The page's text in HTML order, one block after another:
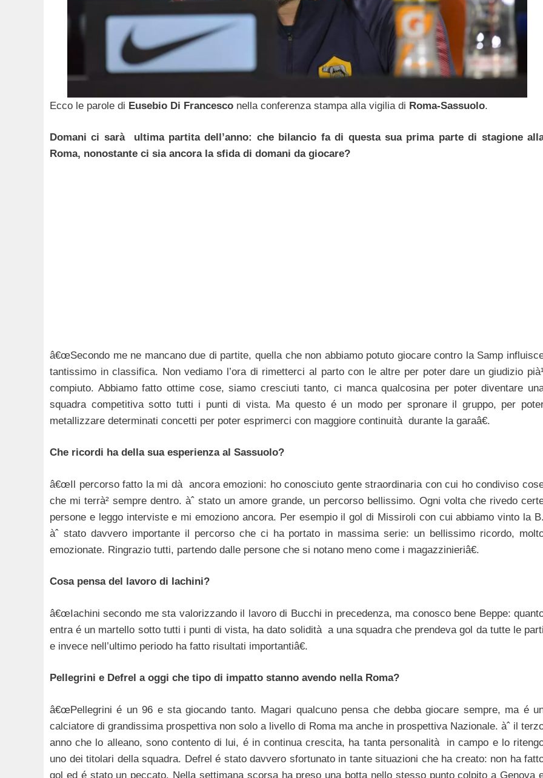
Ecco le parole di Eusebio Di Francesco nella conferenza stampa alla vigilia di Roma-Sassuolo.
Domani ci sarà ultima partita dell’anno: che bilancio fa di questa sua prima parte di stagione
Roma, nonostante ci sia ancora la sfida di domani da giocare?
â€œSecondo me ne mancano due di partite, quella che non abbiamo potuto giocare contro la Samp
tantissimo in classifica. Non vediamo l’ora di rimetterci al parto con le altre per poter dare un giudizio
compiuto. Abbiamo fatto ottime cose, siamo cresciuti tanto, ci manca qualcosina per poter diventare
squadra competitiva sotto tutti i punti di vista. Ma questo é un modo per spronare il gruppo, per
metallizzare determinati concetti per poter esprimerci con maggiore continuità durante la garaâ€.
Che ricordi ha della sua esperienza al Sassuolo?
â€œIl percorso fatto la mi dà ancora emozioni: ho conosciuto gente straordinaria con cui ho condiviso
che mi terrà² sempre dentro. àˆ stato un amore grande, un percorso bellissimo. Ogni volta che rivedo
persone e leggo interviste e mi emoziono ancora. Per esempio il gol di Missiroli con cui abbiamo vinto la
àˆ stato davvero importante il percorso che ci ha portato in massima serie: un bellissimo ricordo,
emozionate. Ringrazio tutti, partendo dalle persone che si notano meno come i magazzinieriâ€.
Cosa pensa del lavoro di Iachini?
â€œIachini secondo me sta valorizzando il lavoro di Bucchi in precedenza, ma conosco bene Beppe:
entra é un martello sotto tutti i punti di vista, ha dato solidità a una squadra che prendeva gol da tutte le
e invece nell’ultimo periodo ha fatto risultati importantiâ€.
Pellegrini e Defrel a oggi che tipo di impatto stanno avendo nella Roma?
â€œPellegrini é un 96 e sta giocando tanto. Magari qualcuno pensa che debba giocare sempre, ma é
calciatore di grandissima prospettiva non solo a livello di Roma ma anche in prospettiva Nazionale. àˆ il
anno che lo alleano, sono contento di lui, é in continua crescita, ha tanta personalità in campo e lo
uno dei titolari della squadra. Defrel é stato davvero sfortunato in tante situazioni che ha creato: non ha
gol ed é stato un peccato. Nella settimana scorsa ha preso una botta nello stesso punto colpito a Genova